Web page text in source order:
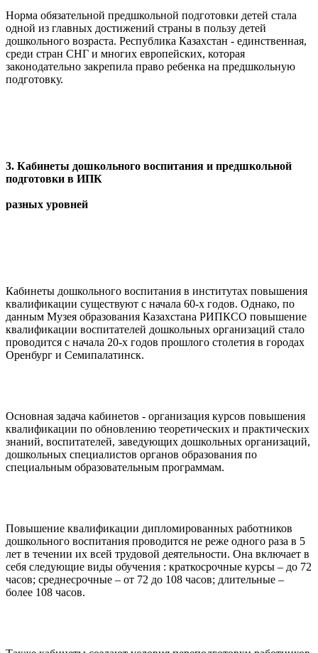
Норма обязательной предшкольной подготовки детей стала
одной из главных достижений страны в пользу детей
дошкольного возраста. Республика Казахстан - единственная,
среди стран СНГ и многих европейских, которая
законодательно закрепила право ребенка на предшкольную
подготовку.
3. Кабинеты дошкольного воспитания и предшкольной
подготовки в ИПК
разных уровней
Кабинеты дошкольного воспитания в институтах повышения
квалификации существуют с начала 60-х годов. Однако, по
данным Музея образования Казахстана РИПКСО повышение
квалификации воспитателей дошкольных организаций стало
проводится с начала 20-х годов прошлого столетия в городах
Оренбург и Семипалатинск.
Основная задача кабинетов - организация курсов повышения
квалификации по обновлению теоретических и практических
знаний, воспитателей, заведующих дошкольных организаций,
дошкольных специалистов органов образования по
специальным образовательным программам.
Повышение квалификации дипломированных работников
дошкольного воспитания проводится не реже одного раза в 5
лет в течении их всей трудовой деятельности. Она включает в
себя следующие виды обучения : краткосрочные курсы – до 72
часов; среднесрочные – от 72 до 108 часов; длительные –
более 108 часов.